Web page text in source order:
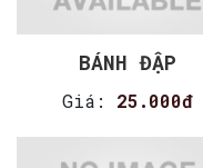
BÁNH ĐẬP
Giá: 25.000đ